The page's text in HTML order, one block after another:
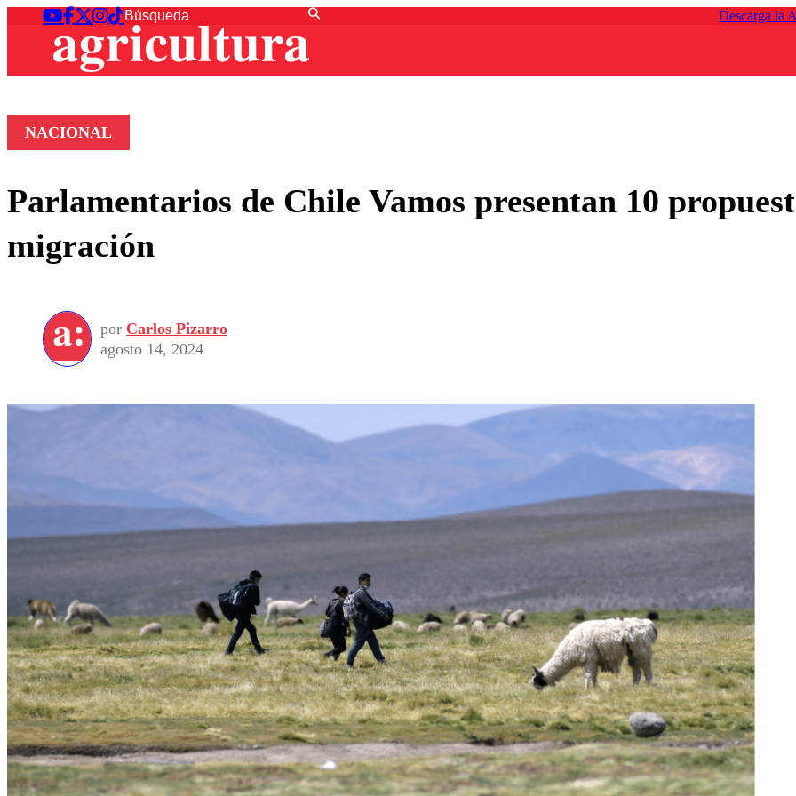
Descarga la
NACIONAL
Parlamentarios de Chile Vamos presentan 10
migración
por Carlos Pizarro
agosto 14, 2024